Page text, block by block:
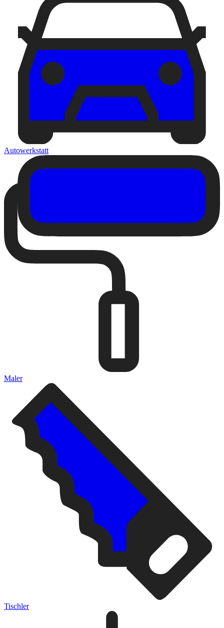
Autowerkstatt
Maler
Tischler